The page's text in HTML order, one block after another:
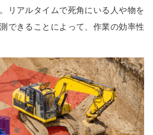
リアルタイムで死角にいる人や物を
できることによって、作業の効率性